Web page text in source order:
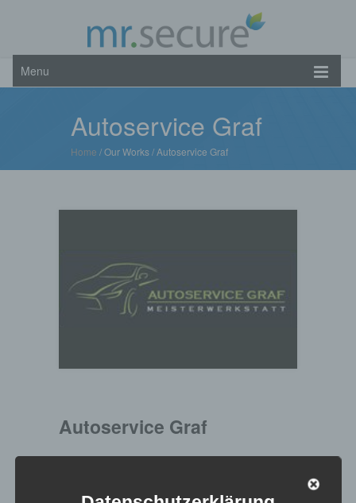
Menu
Autoservice Graf
Home / Our Works / Autoservice Graf
Autoservice Graf
Verkauf. Mit dem Team vom Autoservice Graf